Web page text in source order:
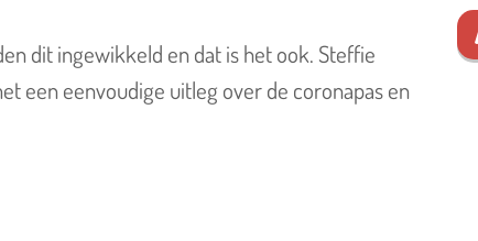
dit ingewikkeld en dat is het ook. Steffie
een eenvoudige uitleg over de coronapas en